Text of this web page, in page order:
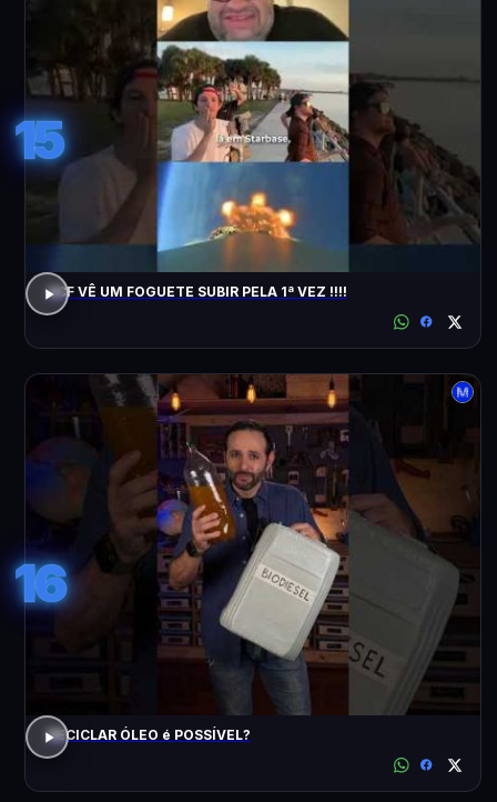
15
ACF VÊ UM FOGUETE SUBIR PELA 1ª VEZ !!!!
16
RECICLAR ÓLEO é POSSÍVEL?